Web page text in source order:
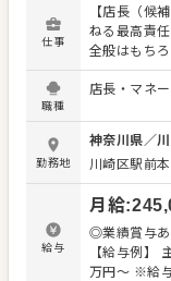
仕事
【店長（候
ねる最高責
全般はもち
重要な役割
ンの企画な
大きく飛躍
ペレーショ
ではのアイデア
は…】 ・ホ
応 ・接客、
確認 ・売上
マネジメント、シ
た業務から
職種
店長・マネ
勤務地
神奈川県／
川崎区駅前
給与
月給:
◎業績賞与
【給与例】
万円～ ※給与には固定残業代（35時間・49,500円～